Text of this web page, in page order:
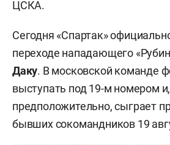
ЦСКА.
Сегодня «Спартак»
переходе нападающего
Даку. В московской команде
выступать под 19-м номером и,
предположительно, сыграет
бывших сокомандников 19